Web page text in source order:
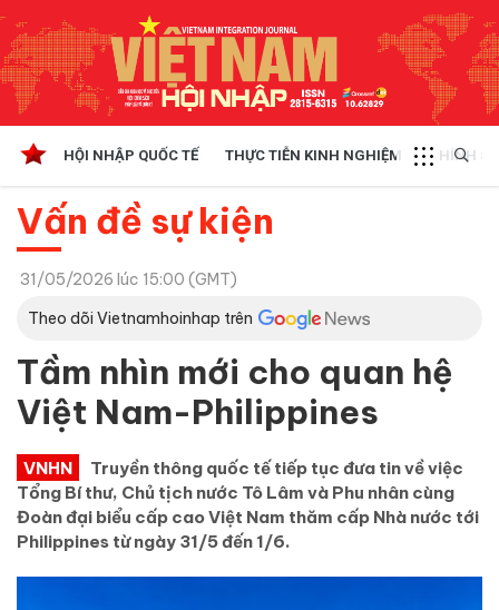
HỘI NHẬP QUỐC TẾ THỰC TIỄN KINH NGHIỆM CHÍNH
Vấn đề sự kiện
31/05/2026 lúc 15:00 (GMT)
Theo dõi Vietnamhoinhap trên
Tầm nhìn mới cho quan hệ
Việt Nam-Philippines
VNHN
Truyền thông quốc tế tiếp tục đưa tin về việc
Tổng Bí thư, Chủ tịch nước Tô Lâm và Phu nhân cùng
Đoàn đại biểu cấp cao Việt Nam thăm cấp Nhà nước tới
Philippines từ ngày 31/5 đến 1/6.